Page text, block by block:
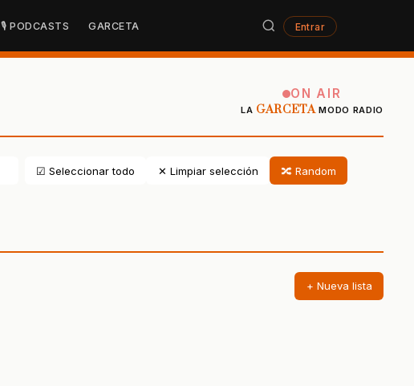
🎙 PODCASTS GARCETA Entrar
ON AIR
LA GARCETAMODO RADIO
☑ Seleccionar todo ✕ Limpiar selección 🔀 Random
+ Nueva lista